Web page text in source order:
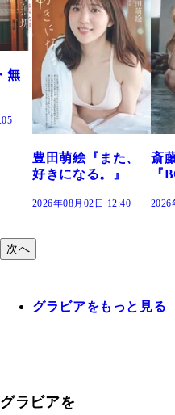
また、
。』
12:40
斎藤恭代
『BOUND』
2026年08月02日 12:35
次へ
グラビアをもっと見る
グラビアを